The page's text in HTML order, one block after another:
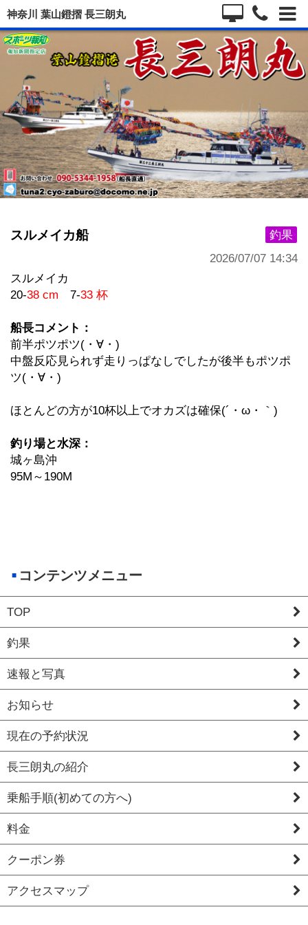
神奈川 葉山鐙摺 長三朗丸
釣果
スルメイカ船
2026/07/07 14:34
スルメイカ
20-38 cm 7-33 杯
船長コメント：
前半ポツポツ(・∀・)
中盤反応見られず走りっぱなしでしたが後半もポツポ
ツ(・∀・)
ほとんどの方が10杯以上でオカズは確保(´・ω・｀)
釣り場と水深：
城ヶ島沖
95M～190M
コンテンツメニュー
TOP
釣果
速報と写真
お知らせ
現在の予約状況
長三朗丸の紹介
乗船手順(初めての方へ)
料金
クーポン券
アクセスマップ